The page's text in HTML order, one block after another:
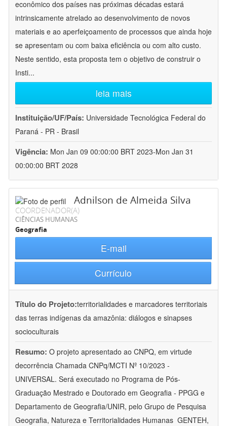
econômico dos países nas próximas décadas estará
intrinsicamente atrelado ao desenvolvimento de novos
materiais e ao aperfeiçoamento de processos que ainda hoje
se apresentam ou com baixa eficiência ou com alto custo.
Neste sentido, esta proposta tem o objetivo de construir o
Insti...
leia mais
Instituição/UF/País: Universidade Tecnológica Federal do
Paraná - PR - Brasil
Vigência: Mon Jan 09 00:00:00 BRT 2023-Mon Jan 31
00:00:00 BRT 2028
Adnilson de Almeida Silva
COORDENADOR(A)
CIÊNCIAS HUMANAS
Geografia
E-mail
Currículo
Título do Projeto:territorialidades e marcadores territoriais
das terras indígenas da amazônia: diálogos e sinapses
socioculturais
Resumo: O projeto apresentado ao CNPQ, em virtude
decorrência Chamada CNPq/MCTI Nº 10/2023 -
UNIVERSAL. Será executado no Programa de Pós-
Graduação Mestrado e Doutorado em Geografia - PPGG e
Departamento de Geografia/UNIR, pelo Grupo de Pesquisa
Geografia, Natureza e Territorialidades Humanas  GENTEH,